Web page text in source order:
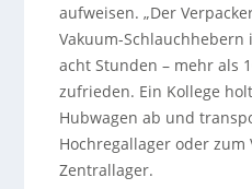
aufweisen. „Der
Vakuum-Schlauchhebern
acht Stunden – mehr als
zufrieden. Ein Kollege
Hubwagen ab und
Hochregallager oder
Zentrallager.